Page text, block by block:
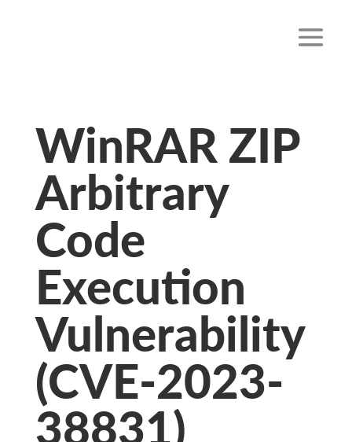
WinRAR ZIP
Arbitrary
Code
Execution
Vulnerability
(CVE-2023-
38831)